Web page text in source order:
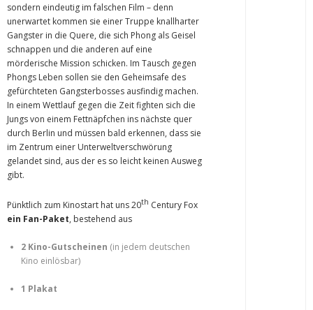
sondern eindeutig im falschen Film – denn
unerwartet kommen sie einer Truppe knallharter
Gangster in die Quere, die sich Phong als Geisel
schnappen und die anderen auf eine
mörderische Mission schicken. Im Tausch gegen
Phongs Leben sollen sie den Geheimsafe des
gefürchteten Gangsterbosses ausfindig machen.
In einem Wettlauf gegen die Zeit fighten sich die
Jungs von einem Fettnäpfchen ins nächste quer
durch Berlin und müssen bald erkennen, dass sie
im Zentrum einer Unterweltverschwörung
gelandet sind, aus der es so leicht keinen Ausweg
gibt.
Pünktlich zum Kinostart hat uns 20th Century Fox
ein Fan-Paket, bestehend aus
2 Kino-Gutscheinen (in jedem deutschen
Kino einlösbar)
1 Plakat